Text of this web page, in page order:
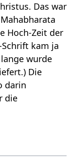
Das war
Hoch-Zeit der
Schrift kam ja
wurde
Die
darin
die